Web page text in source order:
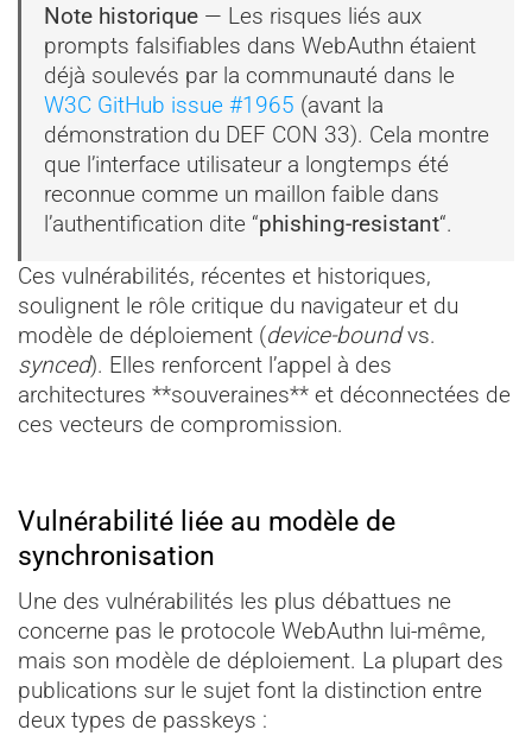
Note historique — Les risques liés aux
prompts falsifiables dans WebAuthn étaient
déjà soulevés par la communauté dans le
W3C GitHub issue #1965 (avant la
démonstration du DEF CON 33). Cela montre
que l’interface utilisateur a longtemps été
reconnue comme un maillon faible dans
l’authentification dite “phishing-resistant“.
Ces vulnérabilités, récentes et historiques,
soulignent le rôle critique du navigateur et du
modèle de déploiement (device-boundvs.
synced). Elles renforcent l’appel à des
architectures **souveraines** et déconnectées de
ces vecteurs de compromission.
Vulnérabilité liée au modèle de
synchronisation
Une des vulnérabilités les plus débattues ne
concerne pas le protocole WebAuthn lui-même,
mais son modèle de déploiement. La plupart des
publications sur le sujet font la distinction entre
deux types de passkeys :